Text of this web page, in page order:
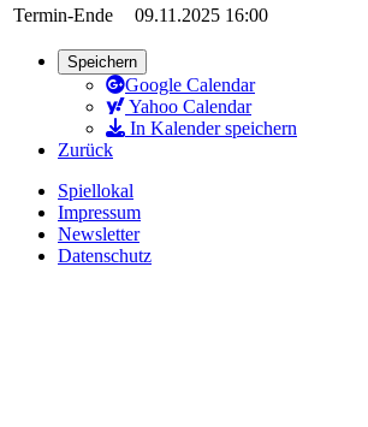
Termin-Ende
09.11.2025 16:00
Speichern
Google Calendar
Yahoo Calendar
In Kalender speichern
Zurück
Spiellokal
Impressum
Newsletter
Datenschutz